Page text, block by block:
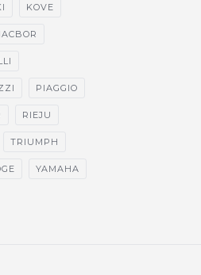
KOVE
PIAGGIO
RIEJU
TRIUMPH
YAMAHA